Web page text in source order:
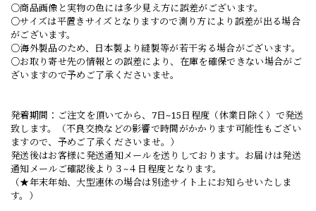
○商品画像と実物の色には多少見え方に誤差がございます。
○サイズは平置きサイズとなりますので測り方により誤差が出る場合
がございます。
○海外製品のため、日本製より縫製等が若干劣る場合がございます。
○お取り寄せ先の情報との誤差により、在庫を確保できない場合がご
ざいますので予めご了承くださいませ。
発着期間：ご注文を頂いてから、7日~15日程度（休業日除く）で発送
致します。（不良交換などの影響で時間がかかります可能性もござい
ますので、予めご了承くださいませ。）
発送後はお客様に発送通知メールを送りしております。お届けは発送
通知メールご確認後より３~４日程度となります。
（★年末年始、大型連休の場合は別途サイト上にお知らせいたしま
す。）